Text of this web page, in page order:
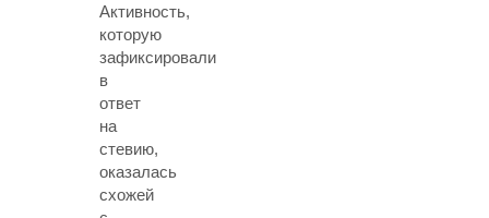
Активность,
которую
зафиксировали
в
ответ
на
стевию,
оказалась
схожей